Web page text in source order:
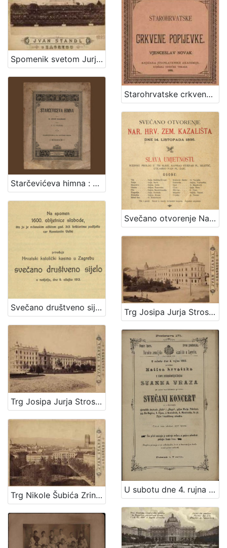
Spomenik svetom Jurju / Ivan Standl
Starčevićeva himna : op. 189 / uglasbio F. S. Vilhar ; spjevao dr. August Harambašić
Starohrvatske crkvene popijevke / ukajdio ih, harmonizovao i tekstove im priudesio Vjenceslav Novak
Svečano društveno sijelo / priređuje Hrvatski katolički kasino u Zagrebu
Svečano otvorenje Nar. hrv. zem. kazališta : dne 14. listopada 1895.
Trg Josipa Jurja Strossmayera / Ivan Standl
Trg Josipa Jurja Strossmayera / Ivan Standl
Trg Nikole Šubića Zrinskog / Ivan Standl
U subotu dne 4. rujna 1880. priredjuje Matica hrvatska u slavu sedamdesetgodišnjice Stanka Vraza svečani koncert uz sudjelovanje pjevačkih družtvah "Kola" i "Sloge", gdjice Marije Prikrilove, gg. De-Negri-a, A. Fijana, J. Kratochvila, A. Mandrovića, Iv. pl. Zajca i kazalištnog orkestra / [program] Narodno zemaljsko kazalište u Zagrebu ; [program] Hrv. pjevačko družtvo "Kolo" u Zagrebu